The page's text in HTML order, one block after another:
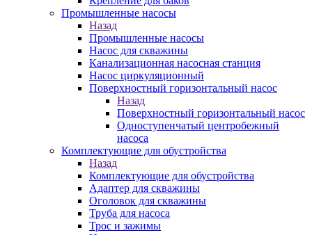
Промышленные насосы
Назад
Промышленные насосы
Насос для скважины
Канализационная насосная станция
Насос циркуляционный
Поверхностный горизонтальный насос
Назад
Поверхностный горизонтальный насос
Одноступенчатый центробежный
насоса
Комплектующие для обустройства
Назад
Комплектующие для обустройства
Адаптер для скважины
Оголовок для скважины
Труба для насоса
Трос и зажимы